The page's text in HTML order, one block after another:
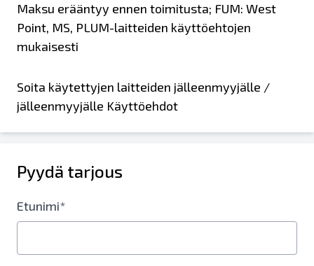
Maksu erääntyy ennen toimitusta; FUM: West
Point, MS, PLUM-laitteiden käyttöehtojen
mukaisesti
Soita käytettyjen laitteiden jälleenmyyjälle /
jälleenmyyjälle Käyttöehdot
Pyydä tarjous
Etunimi*